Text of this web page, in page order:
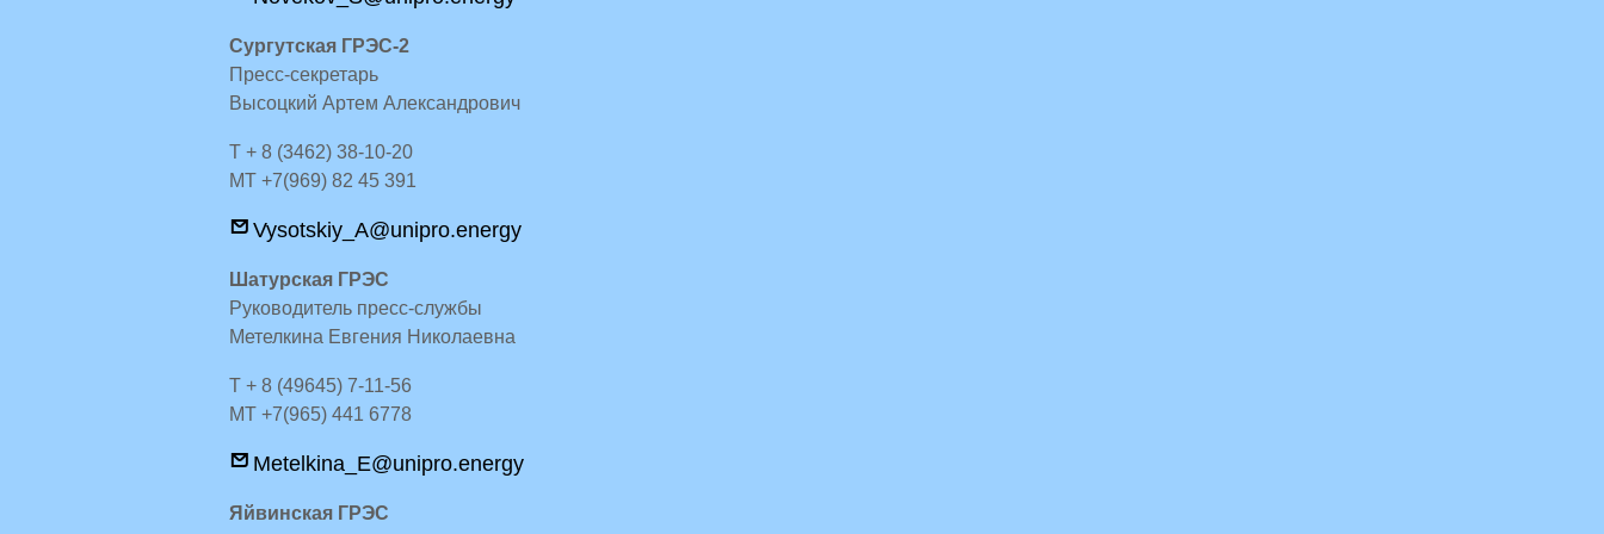
Сургутская ГРЭС-2
Пресс-секретарь
Высоцкий Артем Александрович
Т + 8 (3462) 38-10-20
MT +7(969) 82 45 391
Vysotskiy_A@unipro.energy
Шатурская ГРЭС
Руководитель пресс-службы
Метелкина Евгения Николаевна
Т + 8 (49645) 7-11-56
MT +7(965) 441 6778
Metelkina_E@unipro.energy
Яйвинская ГРЭС